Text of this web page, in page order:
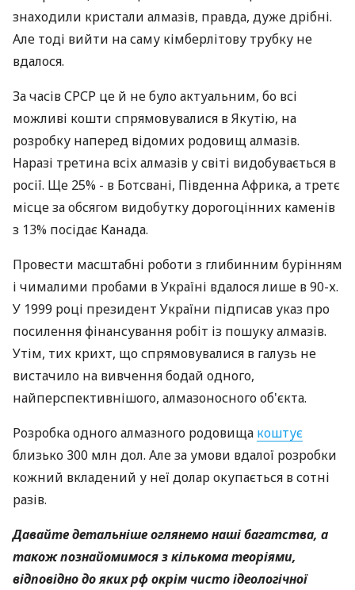
знаходили кристали алмазів, правда, дуже дрібні.
Але тоді вийти на саму кімберлітову трубку не
вдалося.
За часів СРСР це й не було актуальним, бо всі
можливі кошти спрямовувалися в Якутію, на
розробку наперед відомих родовищ алмазів.
Наразі третина всіх алмазів у світі видобувається в
росії. Ще 25% - в Ботсвані, Південна Африка, а третє
місце за обсягом видобутку дорогоцінних каменів
з 13% посідає Канада.
Провести масштабні роботи з глибинним бурінням
і чималими пробами в Україні вдалося лише в 90-х.
У 1999 році президент України підписав указ про
посилення фінансування робіт із пошуку алмазів.
Утім, тих крихт, що спрямовувалися в галузь не
вистачило на вивчення бодай одного,
найперспективнішого, алмазоносного об'єкта.
Розробка одного алмазного родовища коштує
близько 300 млн дол. Але за умови вдалої розробки
кожний вкладений у неї долар окупається в сотні
разів.
Давайте детальніше оглянемо наші багатства, а
також познайомимося з кількома теоріями,
відповідно до яких рф окрім чисто ідеологічної